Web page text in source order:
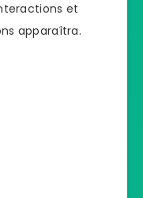
et
apparaîtra.